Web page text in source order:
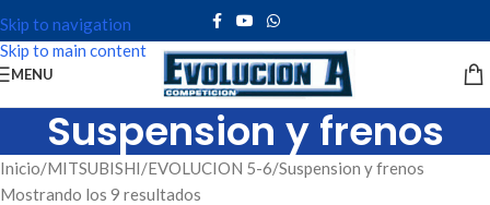
Skip to navigation
Skip to main content
MENU
Suspension y frenos
Inicio MITSUBISHI EVOLUCION 5-6 Suspension y frenos
Mostrando los 9 resultados